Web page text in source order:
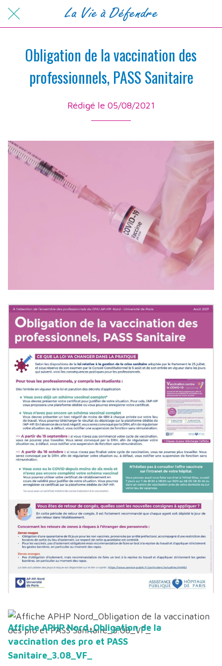
Obligation de la vaccination des
professionnels, PASS Sanitaire
Rédigé le 05/08/2021
Affiche APHP Nord_Obligation de la
vaccination des pro et PASS
Sanitaire_3.08_VF_